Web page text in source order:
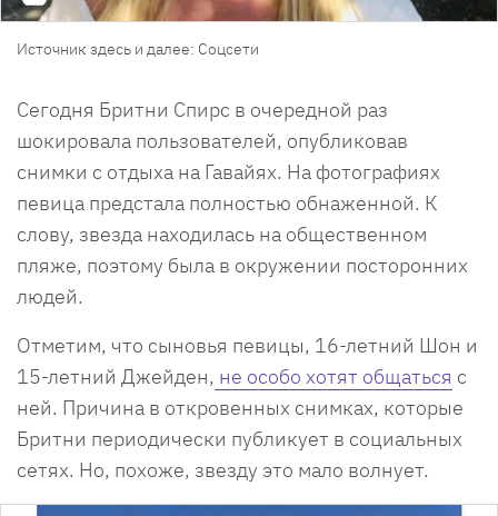
Источник здесь и далее: Соцсети
Сегодня Бритни Спирс в очередной раз
шокировала пользователей, опубликовав
снимки с отдыха на Гавайях. На фотографиях
певица предстала полностью обнаженной. К
слову, звезда находилась на общественном
пляже, поэтому была в окружении посторонних
людей.
Отметим, что сыновья певицы, 16-летний Шон и
15-летний Джейден, не особо хотят общаться с
ней. Причина в откровенных снимках, которые
Бритни периодически публикует в социальных
сетях. Но, похоже, звезду это мало волнует.